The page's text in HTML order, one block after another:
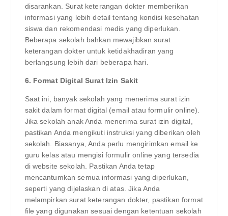
disarankan. Surat keterangan dokter memberikan
informasi yang lebih detail tentang kondisi kesehatan
siswa dan rekomendasi medis yang diperlukan.
Beberapa sekolah bahkan mewajibkan surat
keterangan dokter untuk ketidakhadiran yang
berlangsung lebih dari beberapa hari.
6. Format Digital Surat Izin Sakit
Saat ini, banyak sekolah yang menerima surat izin
sakit dalam format digital (email atau formulir online).
Jika sekolah anak Anda menerima surat izin digital,
pastikan Anda mengikuti instruksi yang diberikan oleh
sekolah. Biasanya, Anda perlu mengirimkan email ke
guru kelas atau mengisi formulir online yang tersedia
di website sekolah. Pastikan Anda tetap
mencantumkan semua informasi yang diperlukan,
seperti yang dijelaskan di atas. Jika Anda
melampirkan surat keterangan dokter, pastikan format
file yang digunakan sesuai dengan ketentuan sekolah